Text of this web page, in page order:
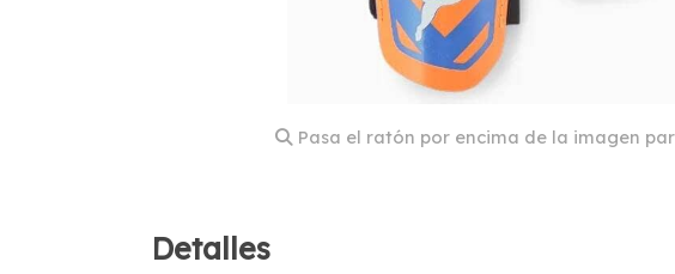
Pasa el ratón por encima de la imagen
Detalles